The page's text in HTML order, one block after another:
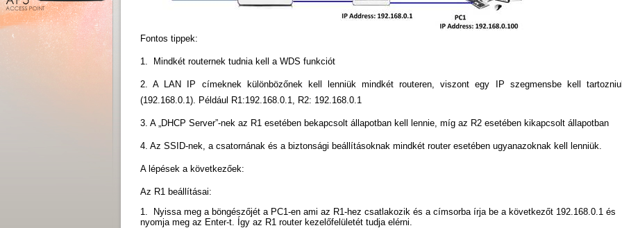
Fontos tippek:
1. Mindkét routernek tudnia kell a WDS funkciót
2. A LAN IP címeknek különbözőnek kell lenniük mindkét routeren, viszont egy IP szegmensbe kell
(192.168.0.1). Például R1:192.168.0.1, R2: 192.168.0.1
3. A „DHCP Server”-nek az R1 esetében bekapcsolt állapotban kell lennie, míg az R2 esetében kikapcsolt állapotban
4. Az SSID-nek, a csatornának és a biztonsági beállításoknak mindkét router esetében ugyanazoknak kell lenniük.
A lépések a következőek:
Az R1 beállításai:
1. Nyissa meg a böngészőjét a PC1-en ami az R1-hez csatlakozik és a címsorba írja be a következőt 192.168.0.1 és
nyomja meg az Enter-t. Így az R1 router kezelőfelületét tudja elérni.